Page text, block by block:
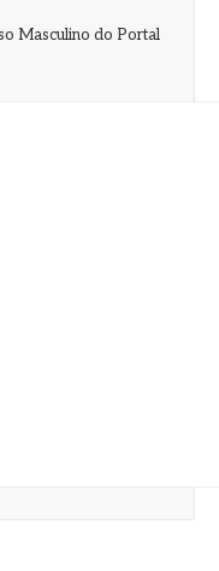
Masculino do Portal